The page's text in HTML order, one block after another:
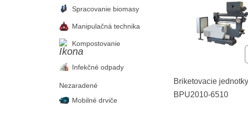
Briketovacie jednotky
BPU2010-6510
Spracovanie biomasy
Manipulačná technika
Kompostovanie
Infekčné odpady
Nezaradené
Mobilné drviče